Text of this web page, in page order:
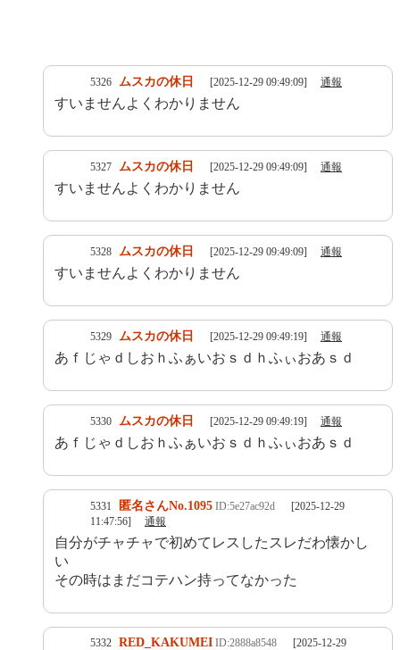
5326 ムスカの休日 [2025-12-29 09:49:09] 通報
すいませんよくわかりません
5327 ムスカの休日 [2025-12-29 09:49:09] 通報
すいませんよくわかりません
5328 ムスカの休日 [2025-12-29 09:49:09] 通報
すいませんよくわかりません
5329 ムスカの休日 [2025-12-29 09:49:19] 通報
あｆじゃｄしおｈふぁいおｓｄｈふぃおあｓｄ
5330 ムスカの休日 [2025-12-29 09:49:19] 通報
あｆじゃｄしおｈふぁいおｓｄｈふぃおあｓｄ
5331 匿名さんNo.1095 ID:5e27ac92d
[2025-12-29
11:47:56]
通報
自分がチャチャで初めてレスしたスレだわ懐かし
い
その時はまだコテハン持ってなかった
5332 RED_KAKUMEI ID:2888a8548
[2025-12-29